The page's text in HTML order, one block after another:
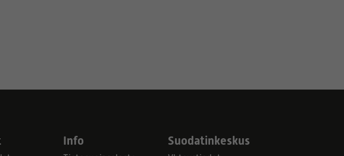
Info Suodatinkeskus